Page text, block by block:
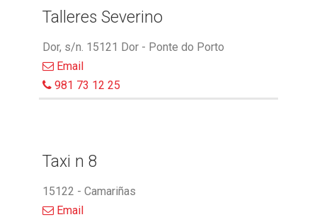
Talleres Severino
Dor, s/n. 15121 Dor - Ponte do Porto
Email
981 73 12 25
Taxi n 8
15122 - Camariñas
Email